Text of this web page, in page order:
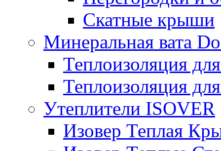
Скатные крыши
Минеральная вата
Теплоизоляция
Теплоизоляция
Утеплители ISOVER
Изовер Теплая